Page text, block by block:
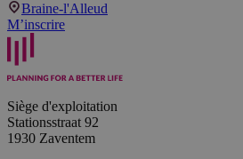
Braine-l'Alleud
M’inscrire
Siège d'exploitation
Stationsstraat 92
1930 Zaventem